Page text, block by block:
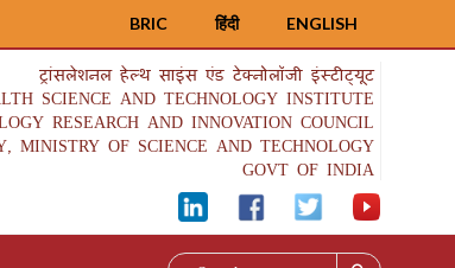
ENGLISH
हिंदी
BRIC
ट्रांसलेशनल हेल्थ साइंस एंड टेक्नोलॉजी इंस्टीट्यूट
SCIENCE AND TECHNOLOGY INSTITUTE
RESEARCH AND INNOVATION COUNCIL
MINISTRY OF SCIENCE AND TECHNOLOGY
GOVT OF INDIA